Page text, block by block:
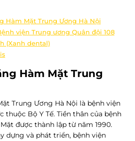
Hàm Mặt Trung Ương Hà Nội
viện Trung ương Quân đội 108
(Xanh dental)
Hàm Mặt Trung
Trung Ương Hà Nội là bệnh viện
thuộc Bộ Y Tế. Tiền thân của bệnh
được thành lập từ năm 1990.
dựng và phát triển, bệnh viện